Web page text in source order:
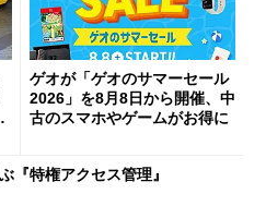
ゲオが「ゲオのサマーセール
2026」を8月8日から開催、中
古のスマホやゲームがお得に
『特権アクセス管理』